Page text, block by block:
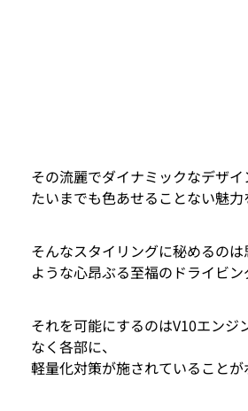
その流麗でダイナミックなデザ
たいまでも色あせることない魅
そんなスタイリングに秘めるの
ような心昂ぶる至福のドライビン
それを可能にするのはV10エンジ
なく各部に、
軽量化対策が施されていること